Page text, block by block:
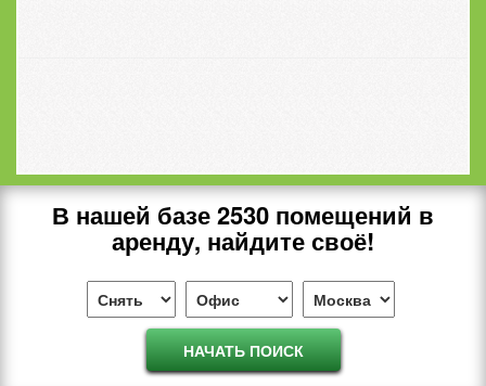
В нашей базе2530 помещений в
аренду, найдите своё!